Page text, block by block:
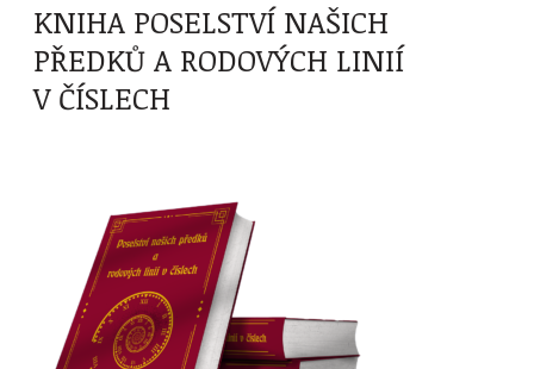
KNIHA POSELSTVÍ NAŠICH
PŘEDKŮ A RODOVÝCH LINIÍ
V ČÍSLECH